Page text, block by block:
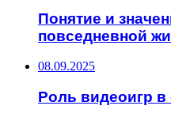
Понятие и
повседневной
08.09.2025
Роль видеоигр в